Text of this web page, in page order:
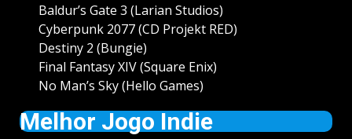
Baldur’s Gate 3 (Larian Studios)
Cyberpunk 2077 (CD Projekt RED)
Destiny 2 (Bungie)
Final Fantasy XIV (Square Enix)
No Man’s Sky (Hello Games)
Melhor Jogo Indie